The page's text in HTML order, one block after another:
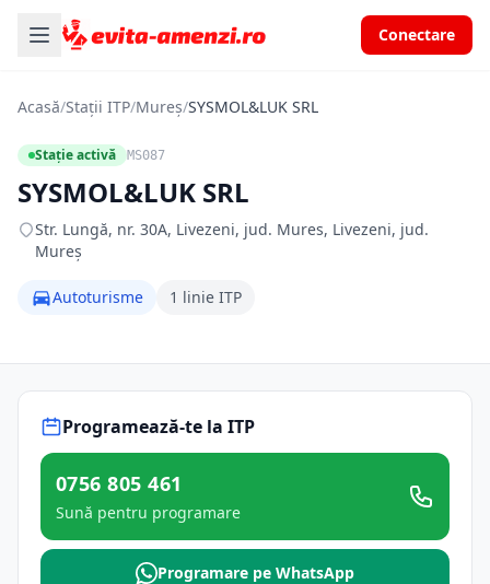
Conectare
Acasă/Stații ITP/Mureș/SYSMOL&LUK SRL
Stație activă MS087
SYSMOL&LUK SRL
Str. Lungă, nr. 30A, Livezeni, jud. Mures, Livezeni, jud.
Mureș
Autoturisme 1 linie ITP
Programează-te la ITP
0756 805 461
Sună pentru programare
Programare pe WhatsApp